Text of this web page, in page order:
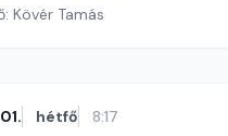
Kövér Tamás
hétfő 8:17